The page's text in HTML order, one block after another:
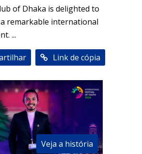
of Dhaka is delighted to
remarkable international
...
Link de cópia
Veja a história